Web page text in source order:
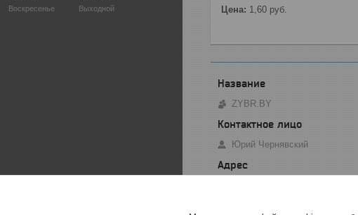
Воскресенье
Выходной Цена: 1,60 руб.
ZYBR.BY
Юрий Чернявский